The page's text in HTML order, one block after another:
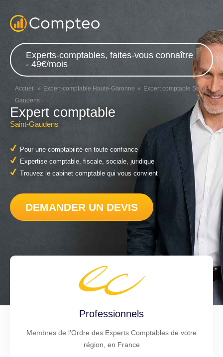
Experts-comptables, faites-vous connaître
- 49€/mois
Accueil Expert-comptable Haute-Garonne
Expert comptable Saint-
Gaudens
Expert comptable
Saint-Gaudens
Pour une comptabilité en toute confiance
Expertise comptable, fiscale, sociale, juridique
Trouvez le cabinet comptable qui vous convient
DEMANDER UN DEVIS
Professionnels
Membres de l'Ordre des Experts Comptables de votre
région, en France